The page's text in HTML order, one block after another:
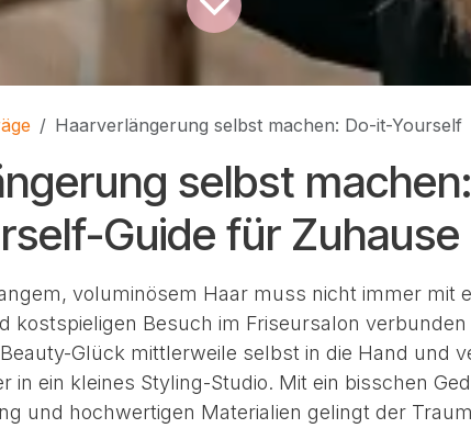
Haarverlängerung selbst machen: Do-it-Yourself
selbst
Guide für Zuhause
voluminösem Haar muss nicht immer mit
kostspieligen Besuch im Friseursalon verbunden
Glück mittlerweile selbst in die Hand und
in ein kleines Styling-Studio. Mit ein bisschen
und hochwertigen Materialien gelingt der